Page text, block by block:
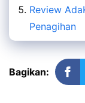
Review
Penagihan
Bagikan: